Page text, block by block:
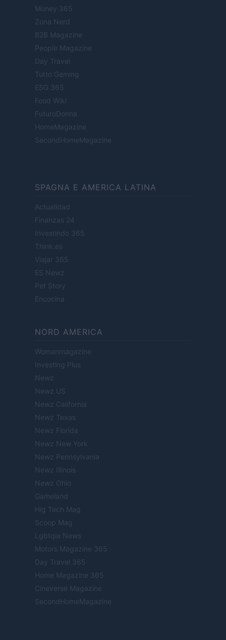
Money 365
Zona Nerd
B2B Magazine
People Magazine
Day Travel
Tutto Gaming
ESG 365
Food Wiki
FuturoDonna
HomeMagazine
SecondHomeMagazine
SPAGNA E AMERICA LATINA
Actualidad
Finanzas 24
Investindo 365
Think.es
Viajar 365
ES Newz
Pet Story
Encocina
NORD AMERICA
Womanmagazine
Investing Plus
Newz
Newz US
Newz California
Newz Texas
Newz Florida
Newz New York
Newz Pennsylvania
Newz Illinois
Newz Ohio
Gameland
Hig Tech Mag
Scoop Mag
Lgbtqia News
Motors Magazine 365
Day Travel 365
Home Magazine 365
Cineverse Magazine
SecondHomeMagazine